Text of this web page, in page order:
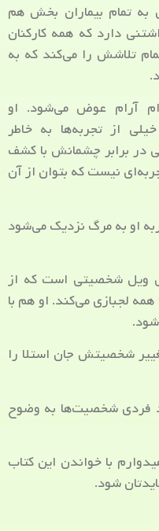
به تمام بیماران بخش هم
دارد که همه کارکنان
تلاشش را می‌کند که به
آرام عوض می‌شود. او
از تجربه‌ها به خاطر
در برابر چشمانش با کشف
نیست که بتوان از آن
او به مرگ نزدیک می‌شود
ویل شخصیتی است که از
لجبازی می‌کند. او هم با
شخصیتش جان استلا را
فردی شخصیت‌ها به وضوح
با خواندن این کتاب
شود.